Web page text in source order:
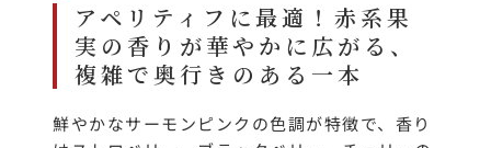
アペリティフに最適！赤系果
実の香りが華やかに広がる、
複雑で奥行きのある一本
鮮やかなサーモンピンクの色調が特徴で、香り